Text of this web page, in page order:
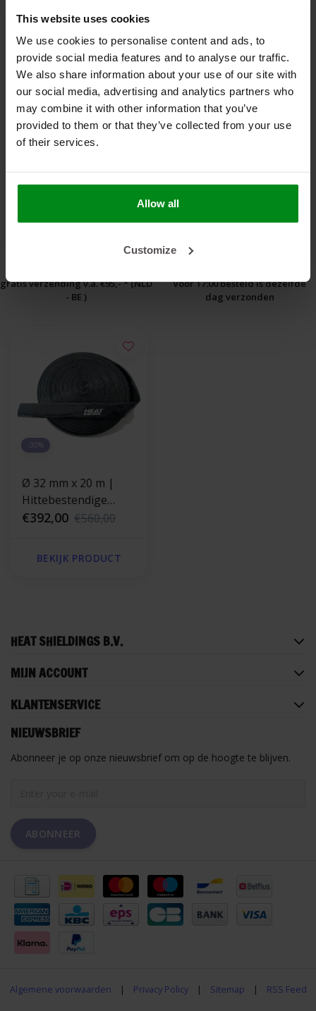
This website uses cookies
We use cookies to personalise content and ads, to
provide social media features and to analyse our traffic.
We also share information about your use of our site with
our social media, advertising and analytics partners who
may combine it with other information that you’ve
provided to them or that they’ve collected from your use
of their services.
Allow all
Customize
silicone isolatiekous -
€25,00
silicone isolatiekous -
€21,00
gratis verzending v.a. €95,- * (NLD
- BE )
Voor 17:00 besteld is dezelfde
dag verzonden
-30%
Ø 32 mm x 20 m |
Hittebestendige
silicone isolatiekous -
€392,00 €560,00
BEKIJK PRODUCT
HEAT SHIELDINGS B.V.
MIJN ACCOUNT
KLANTENSERVICE
NIEUWSBRIEF
Abonneer je op onze nieuwsbrief om op de hoogte te blijven.
ABONNEER
Algemene voorwaarden | Privacy Policy | Sitemap | RSS Feed